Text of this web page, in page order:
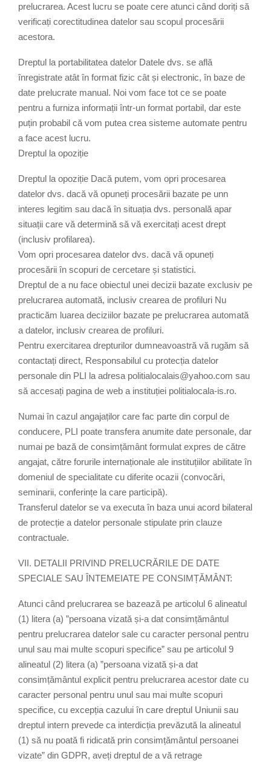
prelucrarea. Acest lucru se poate cere atunci când doriți să
verificați corectitudinea datelor sau scopul procesării
acestora.
Dreptul la portabilitatea datelor Datele dvs. se află
înregistrate atât în format fizic cât și electronic, în baze de
date prelucrate manual. Noi vom face tot ce se poate
pentru a furniza informații într-un format portabil, dar este
puțin probabil că vom putea crea sisteme automate pentru
a face acest lucru.
Dreptul la opoziție
Dreptul la opoziție Dacă putem, vom opri procesarea
datelor dvs. dacă vă opuneți procesării bazate pe unn
interes legitim sau dacă în situația dvs. personală apar
situații care vă determină să vă exercitați acest drept
(inclusiv profilarea).
Vom opri procesarea datelor dvs. dacă vă opuneți
procesării în scopuri de cercetare și statistici.
Dreptul de a nu face obiectul unei decizii bazate exclusiv pe
prelucrarea automată, inclusiv crearea de profiluri Nu
practicăm luarea deciziilor bazate pe prelucrarea automată
a datelor, inclusiv crearea de profiluri.
Pentru exercitarea drepturilor dumneavoastră vă rugăm să
contactați direct, Responsabilul cu protecția datelor
personale din PLI la adresa politialocalais@yahoo.com sau
să accesați pagina de web a instituției politialocala-is.ro.
Numai în cazul angajaților care fac parte din corpul de
conducere, PLI poate transfera anumite date personale, dar
numai pe bază de consimțământ formulat expres de către
angajat, către forurile internaționale ale instituțiilor abilitate în
domeniul de specialitate cu diferite ocazii (convocări,
seminarii, conferințe la care participă).
Transferul datelor se va executa în baza unui acord bilateral
de protecție a datelor personale stipulate prin clauze
contractuale.
VII. DETALII PRIVIND PRELUCRĂRILE DE DATE
SPECIALE SAU ÎNTEMEIATE PE CONSIMȚĂMÂNT:
Atunci când prelucrarea se bazează pe articolul 6 alineatul
(1) litera (a) ”persoana vizată și-a dat consimțământul
pentru prelucrarea datelor sale cu caracter personal pentru
unul sau mai multe scopuri specifice” sau pe articolul 9
alineatul (2) litera (a) ”persoana vizată și-a dat
consimțământul explicit pentru prelucrarea acestor date cu
caracter personal pentru unul sau mai multe scopuri
specifice, cu excepția cazului în care dreptul Uniunii sau
dreptul intern prevede ca interdicția prevăzută la alineatul
(1) să nu poată fi ridicată prin consimțământul persoanei
vizate” din GDPR, aveți dreptul de a vă retrage